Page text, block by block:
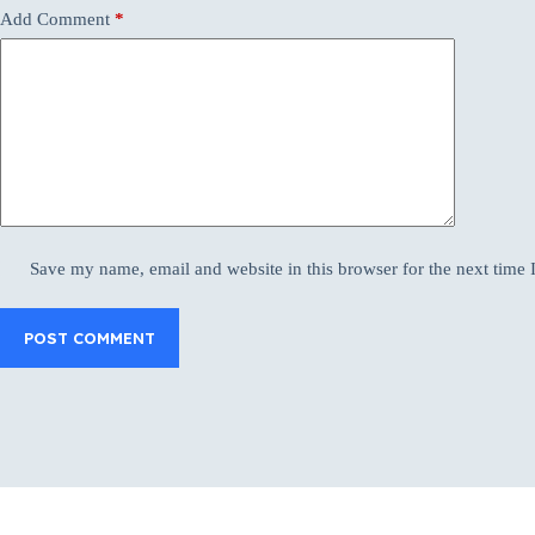
Add Comment *
Save my name, email and website in this browser for the next time
POST COMMENT